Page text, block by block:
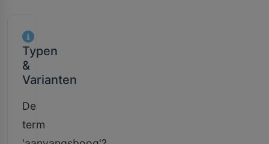
Typen
&
Varianten
De
term